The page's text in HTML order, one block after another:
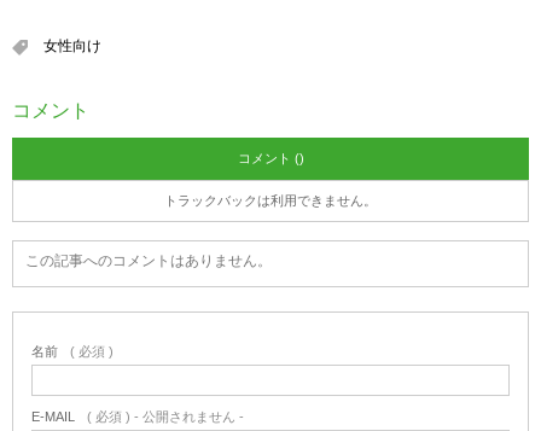
女性向け
コメント
コメント ()
トラックバックは利用できません。
この記事へのコメントはありません。
名前 ( 必須 )
E-MAIL ( 必須 ) - 公開されません -